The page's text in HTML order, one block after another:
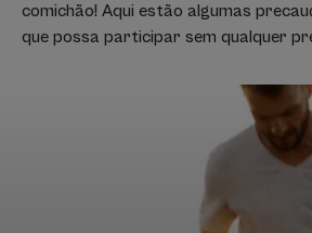
comichão! Aqui estão algumas
que possa participar sem qualquer